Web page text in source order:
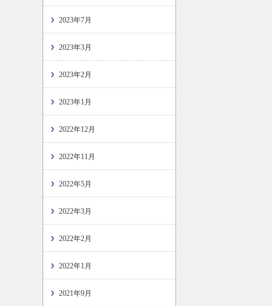
2023年7月
2023年3月
2023年2月
2023年1月
2022年12月
2022年11月
2022年5月
2022年3月
2022年2月
2022年1月
2021年9月